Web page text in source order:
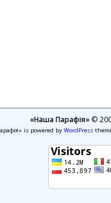
«Наша Парафія»©
is powered by WordPress